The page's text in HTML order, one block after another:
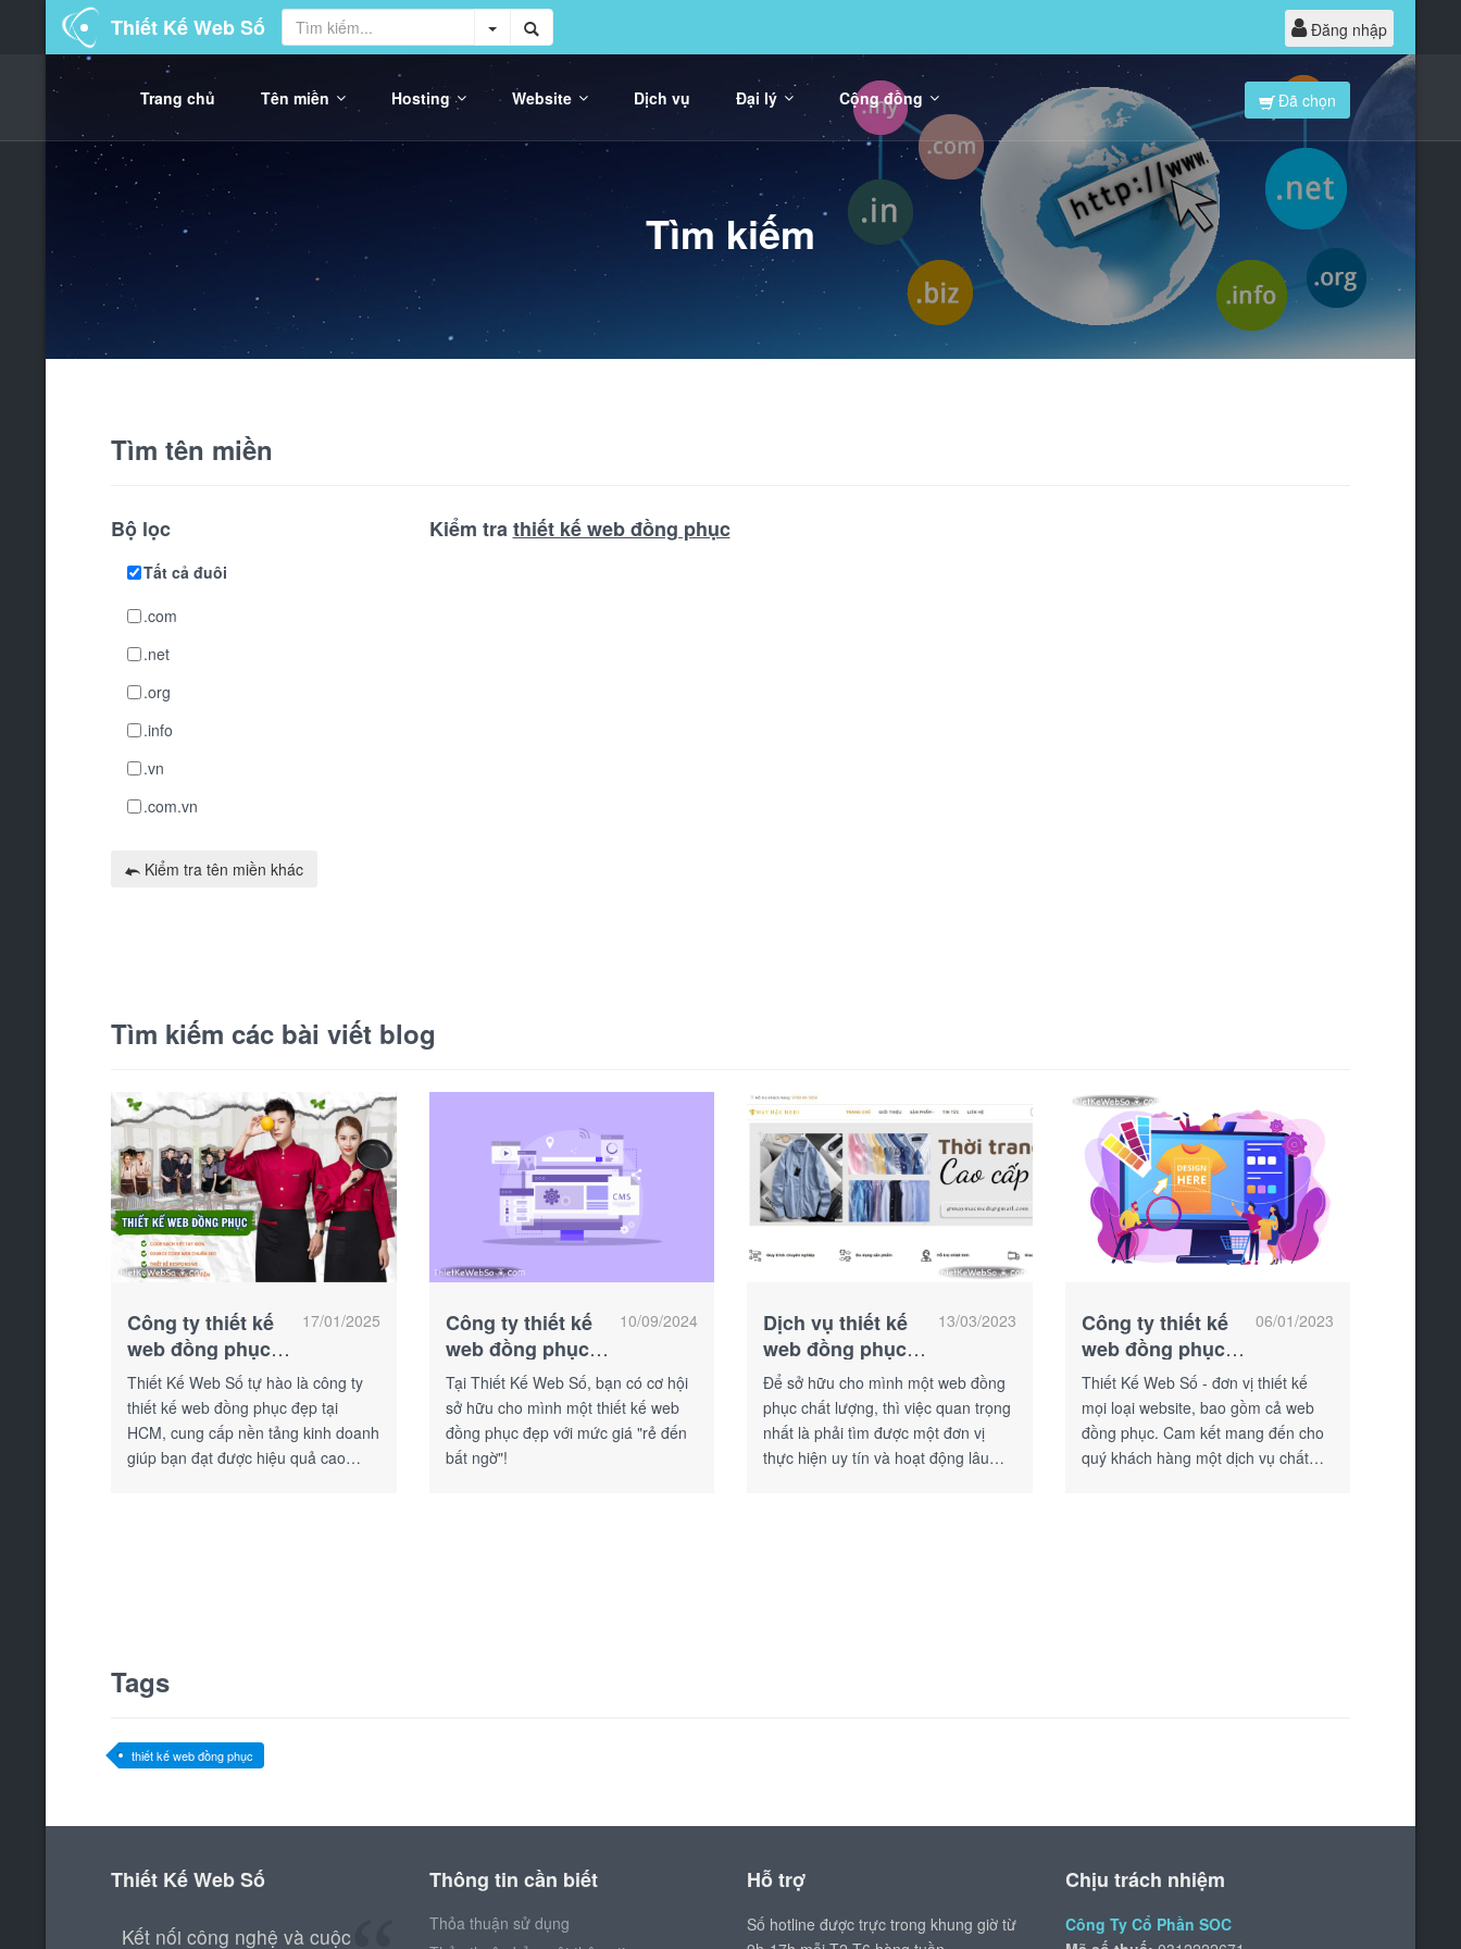
Thiết Kế Web Số Đăng nhập
Đã chọn
Trang chủ Tên miền Hosting Website Dịch vụ Đại lý Cộng đồng
Tìm kiếm
Tìm tên miền
Bộ lọc
Tất cả đuôi
.com
.net
.org
.info
.vn
.com.vn
Kiểm trathiết kế web đồng phục
Kiểm tra tên miền khác
Tìm kiếm các bài viết blog
17/01/2025
Công ty thiết kế
web đồng phục
đẹp tại HCM
Thiết Kế Web Số tự hào là công ty
thiết kế web đồng phục đẹp tại
HCM, cung cấp nền tảng kinh doanh
giúp bạn đạt được hiệu quả cao
10/09/2024
Công ty thiết kế
web đồng phục
đẹp và rẻ
Tại Thiết Kế Web Số, bạn có cơ hội
sở hữu cho mình một thiết kế web
đồng phục đẹp với mức giá "rẻ đến
bất ngờ"!
13/03/2023
Dịch vụ thiết kế
web đồng phục
chất lượng
Để sở hữu cho mình một web đồng
phục chất lượng, thì việc quan trọng
nhất là phải tìm được một đơn vị
thực hiện uy tín và hoạt động lâu
06/01/2023
Công ty thiết kế
web đồng phục
đẹp
Thiết Kế Web Số - đơn vị thiết kế
mọi loại website, bao gồm cả web
đồng phục. Cam kết mang đến cho
quý khách hàng một dịch vụ chất
Tags
thiết kế web đồng phục
Thiết Kế Web Số
Kết nối công nghệ và cuộc
Thông tin cần biết
Thỏa thuận sử dụng
Hỗ trợ
Số hotline được trực trong khung giờ từ
Chịu trách nhiệm
Công Ty Cổ Phần SOC